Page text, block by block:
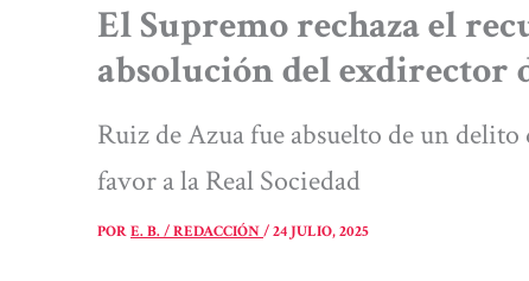
El Supremo rechaza el
absolución del exdirector
Ruiz de Azua fue absuelto de un
favor a la Real Sociedad
PORE. B. / REDACCIÓN/24 JULIO, 2025